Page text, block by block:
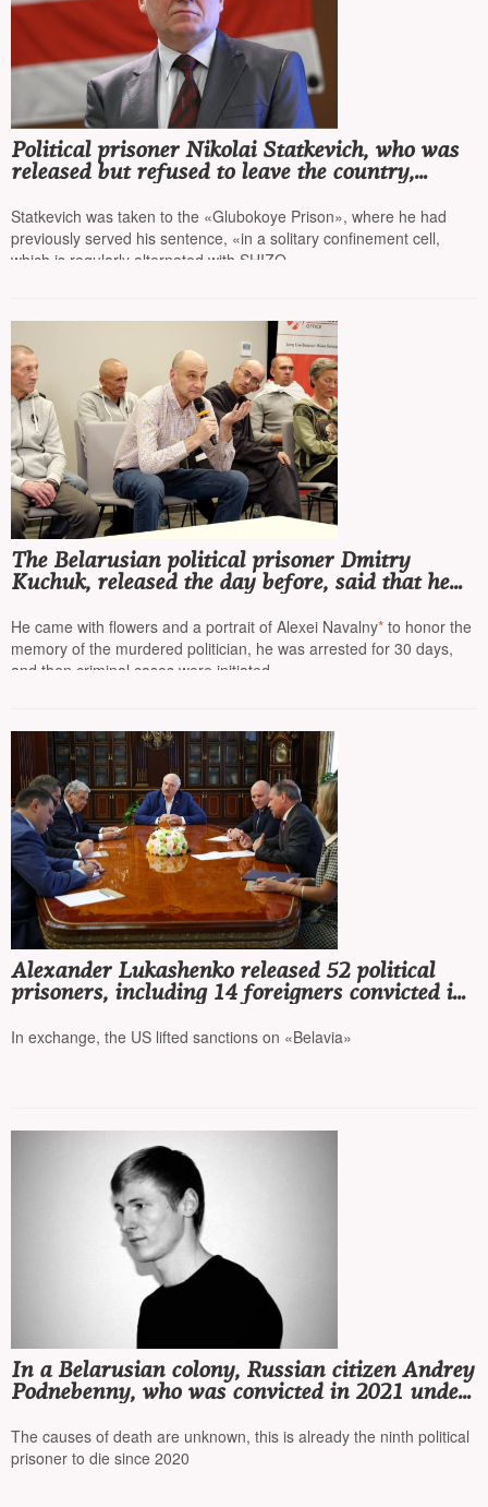
Political prisoner Nikolai Statkevich, who was
released but refused to leave the country,
Statkevich was taken to the «Glubokoye Prison», where he had
previously served his sentence, «in a solitary confinement cell,
which is regularly alternated with SHIZO»
The Belarusian political prisoner Dmitry
Kuchuk, released the day before, said that he
on February 16, 2024
He came with flowers and a portrait of Alexei Navalny* to honor the
memory of the murdered politician, he was arrested for 30 days,
and then criminal cases were initiated
Alexander Lukashenko released 52 political
prisoners, including 14 foreigners convicted in
In exchange, the US lifted sanctions on «Belavia»
In a Belarusian colony, Russian citizen Andrey
Podnebenny, who was convicted in 2021 under
The causes of death are unknown, this is already the ninth political
prisoner to die since 2020